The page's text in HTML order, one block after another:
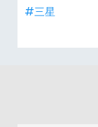
#三星